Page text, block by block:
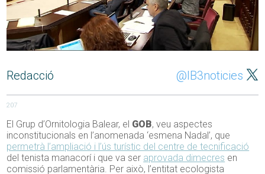
Redacció @IB3noticies
207
El Grup d’Ornitologia Balear, el GOB, veu aspectes
inconstitucionals en l’anomenada ‘esmena Nadal’, que
permetrà l’ampliació i l’ús turístic del centre de tecnificació
del tenista manacorí i que va ser aprovada dimecres en
comissió parlamentària. Per això, l’entitat ecologista